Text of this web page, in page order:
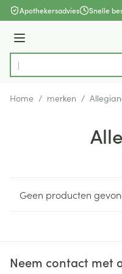
Ga naar de inhoud
Apothekersadvies Snelle
Menu
Product, merk, categorie...
Home / merken /
Geen producten
Neem contact met